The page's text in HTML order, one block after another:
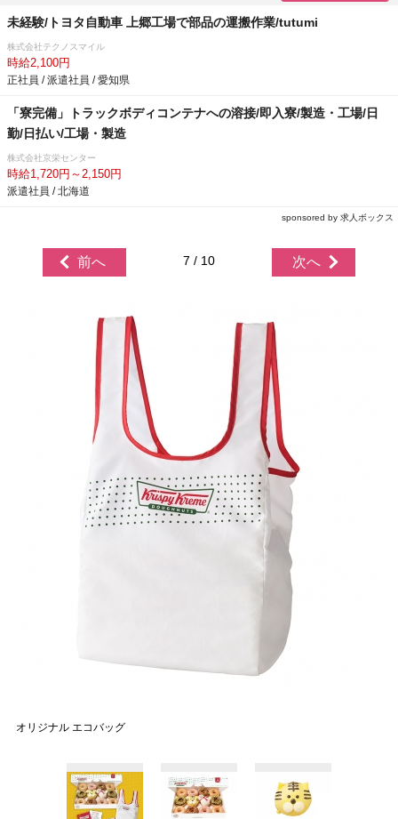
未経験/トヨタ自動車 上郷工場で部品の運搬作業/tutumi
株式会社テクノスマイル
時給2,100円
正社員 / 派遣社員 / 愛知県
「寮完備」トラックボディコンテナへの溶接/即入寮/製造・工場/日
勤/日払い/工場・製造
株式会社京栄センター
時給1,720円～2,150円
派遣社員 / 北海道
sponsored by 求人ボックス
前へ 7 / 10 次へ
オリジナル エコバッグ